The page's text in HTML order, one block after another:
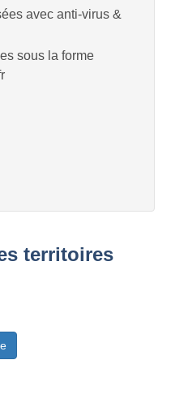
avec anti-virus &
sous la forme
territoires